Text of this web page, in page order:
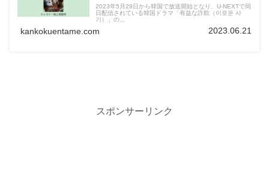
2023年5月29日から韓国で放送開始となり、U-NEXTで同
日配信されている韓国ドラマ「有益な詐欺（이로운 사
기）」の...
kankokuentame.com 2023.06.21
スポンサーリンク